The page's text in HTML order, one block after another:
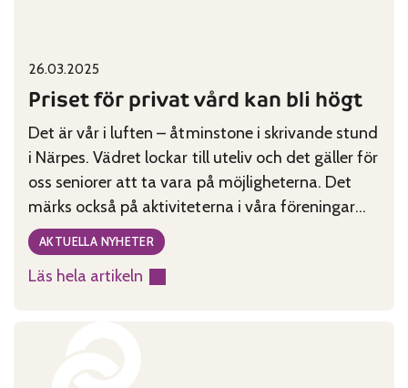
Published on:
26.03.2025
Priset för privat vård kan bli högt
Det är vår i luften – åtminstone i skrivande stund
i Närpes. Vädret lockar till uteliv och det gäller för
oss seniorer att ta vara på möjligheterna. Det
märks också på aktiviteterna i våra föreningar
att det ljusnar och blir varmare.
Categories:
AKTUELLA NYHETER
Läs hela artikeln
: